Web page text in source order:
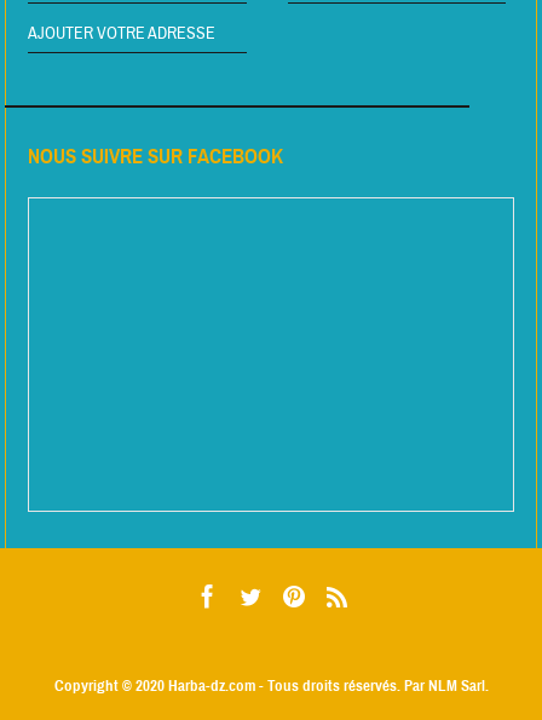
AJOUTER VOTRE ADRESSE
NOUS SUIVRE SUR FACEBOOK
Copyright © 2020Harba-dz.com- Tous droits réservés. Par NLM Sarl.